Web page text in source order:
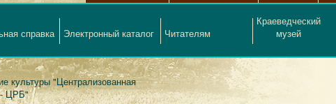
справка Электронный каталог Читателям
Краеведческий
музей
культуры "Централизованная
- ЦРБ"